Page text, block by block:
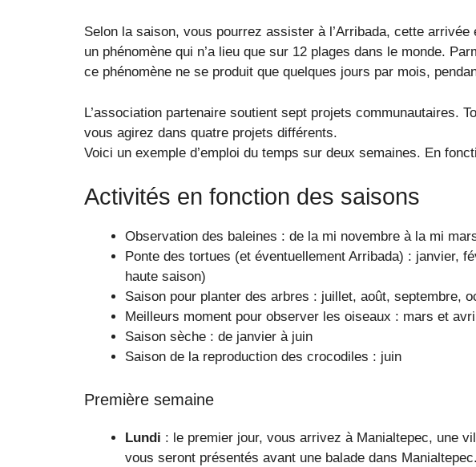
Selon la saison, vous pourrez assister à l’Arribada, cette
un phénomène qui n’a lieu que sur 12 plages dans le monde.
ce phénomène ne se produit que quelques jours par mois,
L’association partenaire soutient sept projets communautaires.
vous agirez dans quatre projets différents.
Voici un exemple d’emploi du temps sur deux semaines. En
Activités en fonction des saisons
Observation des baleines : de la mi novembre à la mi
Ponte des tortues (et éventuellement Arribada) : janvier,
haute saison)
Saison pour planter des arbres : juillet, août, septembre,
Meilleurs moment pour observer les oiseaux : mars et
Saison sèche : de janvier à juin
Saison de la reproduction des crocodiles : juin
Première semaine
Lundi : le premier jour, vous arrivez à Manialtepec, une
vous seront présentés avant une balade dans Manialtepec.